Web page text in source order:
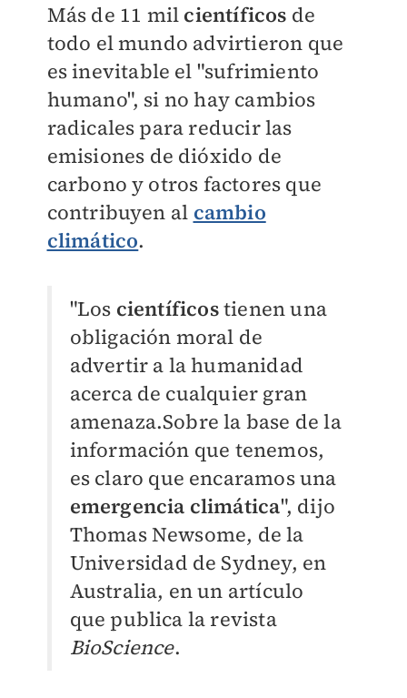
Más de 11 mil científicos de
todo el mundo advirtieron que
es inevitable el "sufrimiento
humano", si no hay cambios
radicales para reducir las
emisiones de dióxido de
carbono y otros factores que
contribuyen al cambio
climático.
"Los científicostienen una
obligación moral de
advertir a la humanidad
acerca de cualquier gran
amenaza.Sobre la base de la
información que tenemos,
es claro que encaramos una
emergencia climática", dijo
Thomas Newsome, de la
Universidad de Sydney, en
Australia, en un artículo
que publica la revista
BioScience.